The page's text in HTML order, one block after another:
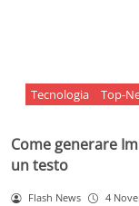
Tecnologia Top-
Come generare
un testo
Flash News 4